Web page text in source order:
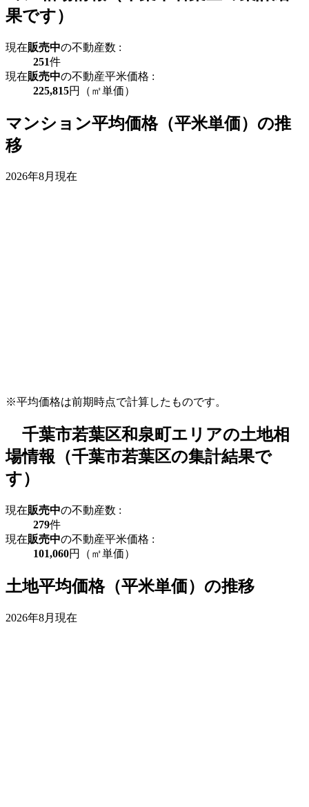
果です）
現在販売中の不動産数 :
251件
現在販売中の不動産平米価格 :
225,815円（㎡単価）
マンション平均価格（平米単価）の推
移
2026年8月現在
※平均価格は前期時点で計算したものです。
千葉市若葉区和泉町エリアの土地相
場情報（千葉市若葉区の集計結果で
す）
現在販売中の不動産数 :
279件
現在販売中の不動産平米価格 :
101,060円（㎡単価）
土地平均価格（平米単価）の推移
2026年8月現在